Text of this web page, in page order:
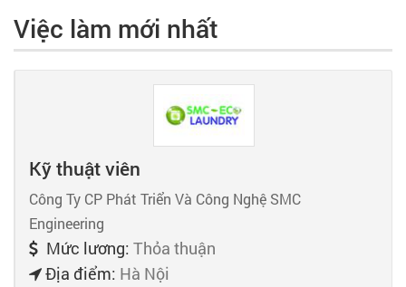
Việc làm mới nhất
Kỹ thuật viên
Công Ty CP Phát Triển Và Công Nghệ SMC
Engineering
Mức lương: Thỏa thuận
Địa điểm: Hà Nội